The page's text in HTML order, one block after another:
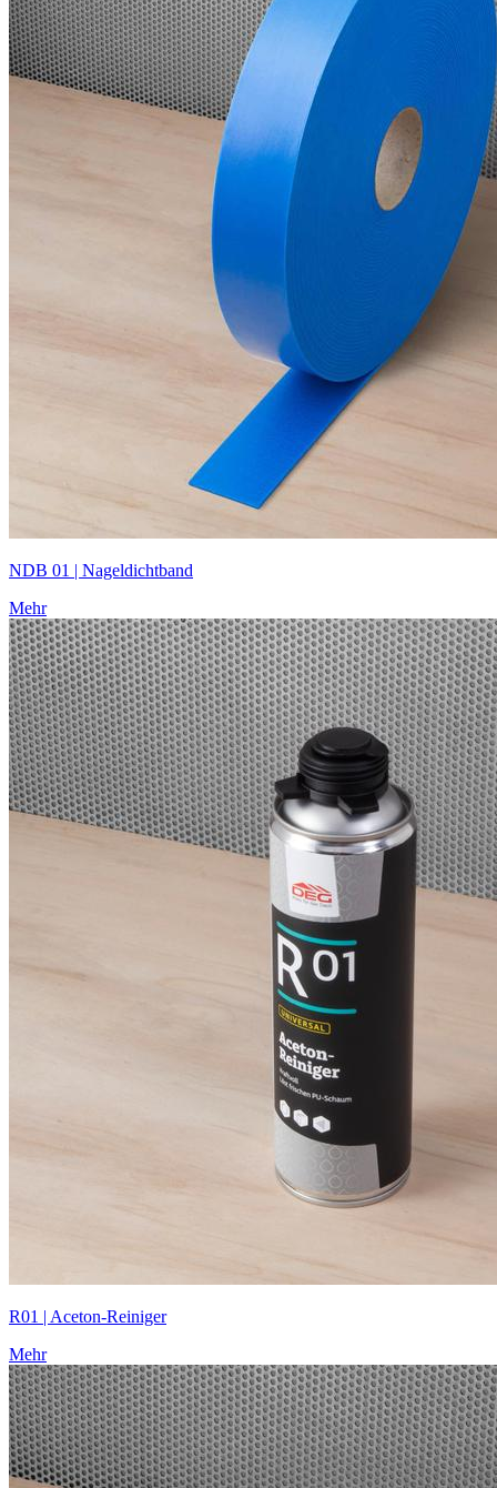
NDB 01 | Nageldichtband
Mehr
R01 | Aceton-Reiniger
Mehr